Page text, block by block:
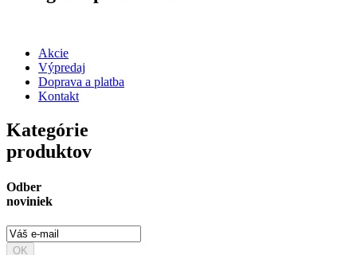
Akcie
Výpredaj
Doprava a platba
Kontakt
Kategórie
produktov
Odber
noviniek
OK